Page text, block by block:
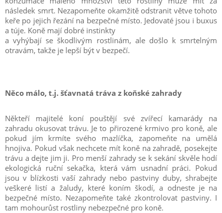
následek smrt. Nezapomeňte okamžitě odstranit větve tohoto
keře po jejich řezání na bezpečné místo. Jedovaté jsou i buxus
a túje. Koně mají dobré instinkty
a vyhýbají se škodlivým rostlinám, ale došlo k smrtelným
otravám, takže je lepší být v bezpečí.
Něco málo, t.j. šťavnatá tráva z koňské zahrady
Někteří majitelé koní pouštějí své zvířecí kamarády na
zahradu okusovat trávu. Je to přirozené krmivo pro koně, ale
pokud jím krmíte svého mazlíčka, zapomeňte na umělá
hnojiva. Pokud však nechcete mít koně na zahradě, posekejte
trávu a dejte jim ji. Pro menší zahrady se k sekání skvěle hodí
ekologická ruční sekačka, která vám usnadní práci. Pokud
jsou v blízkosti vaší zahrady nebo pastviny duby, shrabejte
veškeré listí a žaludy, které koním škodí, a odneste je na
bezpečné místo. Nezapomeňte také zkontrolovat pastviny. I
tam mohourůst rostliny nebezpečné pro koně.